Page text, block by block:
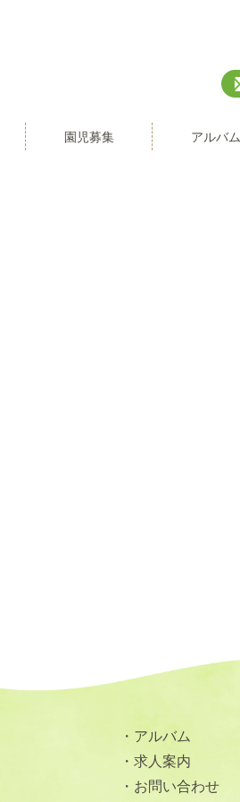
園児募集 アルバム
アルバム
求人案内
お問い合わせ